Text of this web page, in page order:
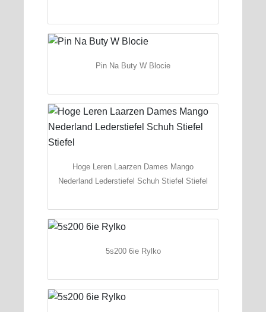
Pin Na Buty W Blocie
Hoge Leren Laarzen Dames Mango
Nederland Lederstiefel Schuh Stiefel Stiefel
5s200 6ie Rylko